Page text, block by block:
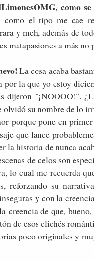
como
como el tipo me cae
y meh, además de
matapasiones a más no
La cosa acaba
la que yo estoy
dijeron "¡NOOOO!".
su nombre de lo
porque pone en
que lance
la historia de nunca
de celos son
lo cual me recuerda
reforzando su
y con la
creencia de que,
de esos clichés
poco originales y